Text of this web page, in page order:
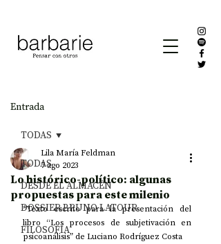
Entrada
TODAS
DESDE EL ALMACÉN
DOSSIER BRUNO LATOUR
FILOSOFÍA
TODAS
Lo histórico-político: algunas
propuestas para este milenio
Lila María Feldman
7 ago 2023
*Texto escrito para la presentación del
libro “Los procesos de subjetivación en
psicoanálisis” de Luciano Rodríguez Costa